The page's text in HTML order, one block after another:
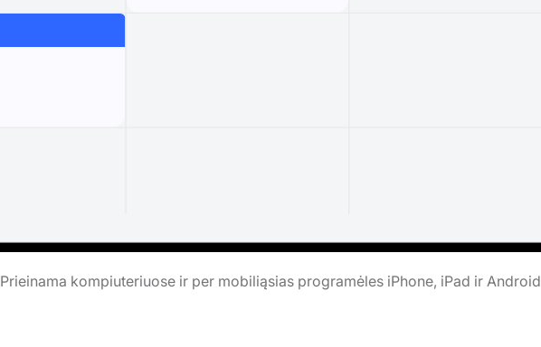
Prieinama kompiuteriuose ir per mobiliąsias programėles iPhone, iPad ir Android